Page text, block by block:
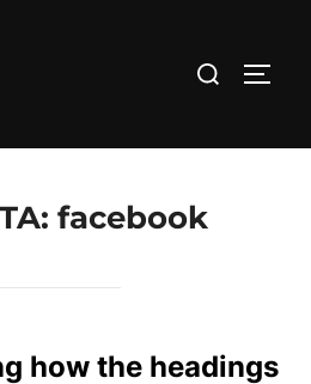
Buscar:
facebook
how the headings